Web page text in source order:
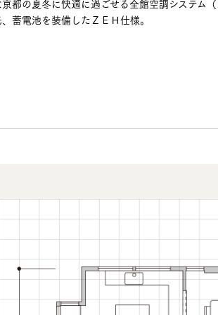
都の夏冬に快適に過ごせる全館空調システム
蓄電池を装備したＺＥＨ仕様。